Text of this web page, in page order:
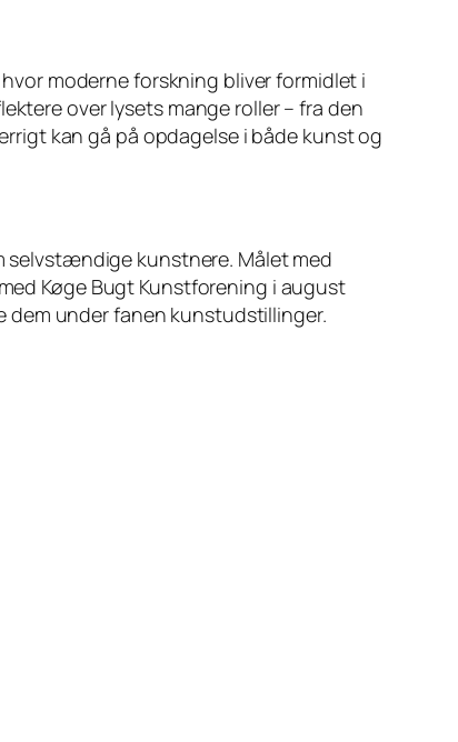
moderne forskning bliver formidlet i
over lysets mange roller – fra den
kan gå på opdagelse i både kunst og
selvstændige kunstnere. Målet med
Køge Bugt Kunstforening i august
dem under fanen kunstudstillinger.